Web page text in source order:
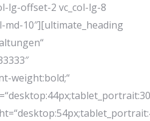
lg-offset-2 vc_col-lg-8
md-10″][ultimate_heading
weight:bold;“